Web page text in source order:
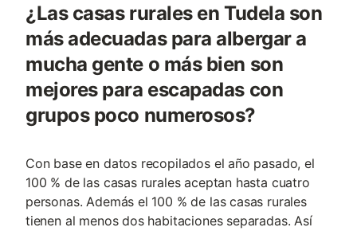
¿Las casas rurales en Tudela son
más adecuadas para albergar a
mucha gente o más bien son
mejores para escapadas con
grupos poco numerosos?
Con base en datos recopilados el año pasado, el
100 % de las casas rurales aceptan hasta cuatro
personas. Además el 100 % de las casas rurales
tienen al menos dos habitaciones separadas. Así